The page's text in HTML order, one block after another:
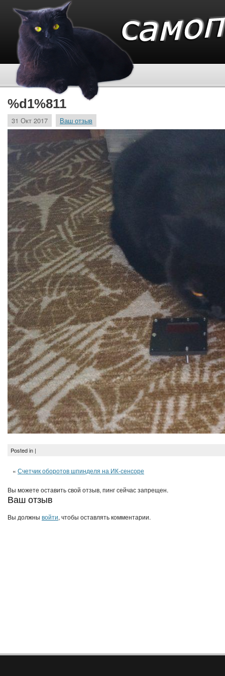
%d1%811
31 Окт 2017 Ваш отзыв
Posted in |
« Счетчик оборотов шпинделя на ИК-сенсоре
Вы можете оставить свой отзыв, пинг сейчас запрещен.
Ваш отзыв
Вы должны войти, чтобы оставлять комментарии.